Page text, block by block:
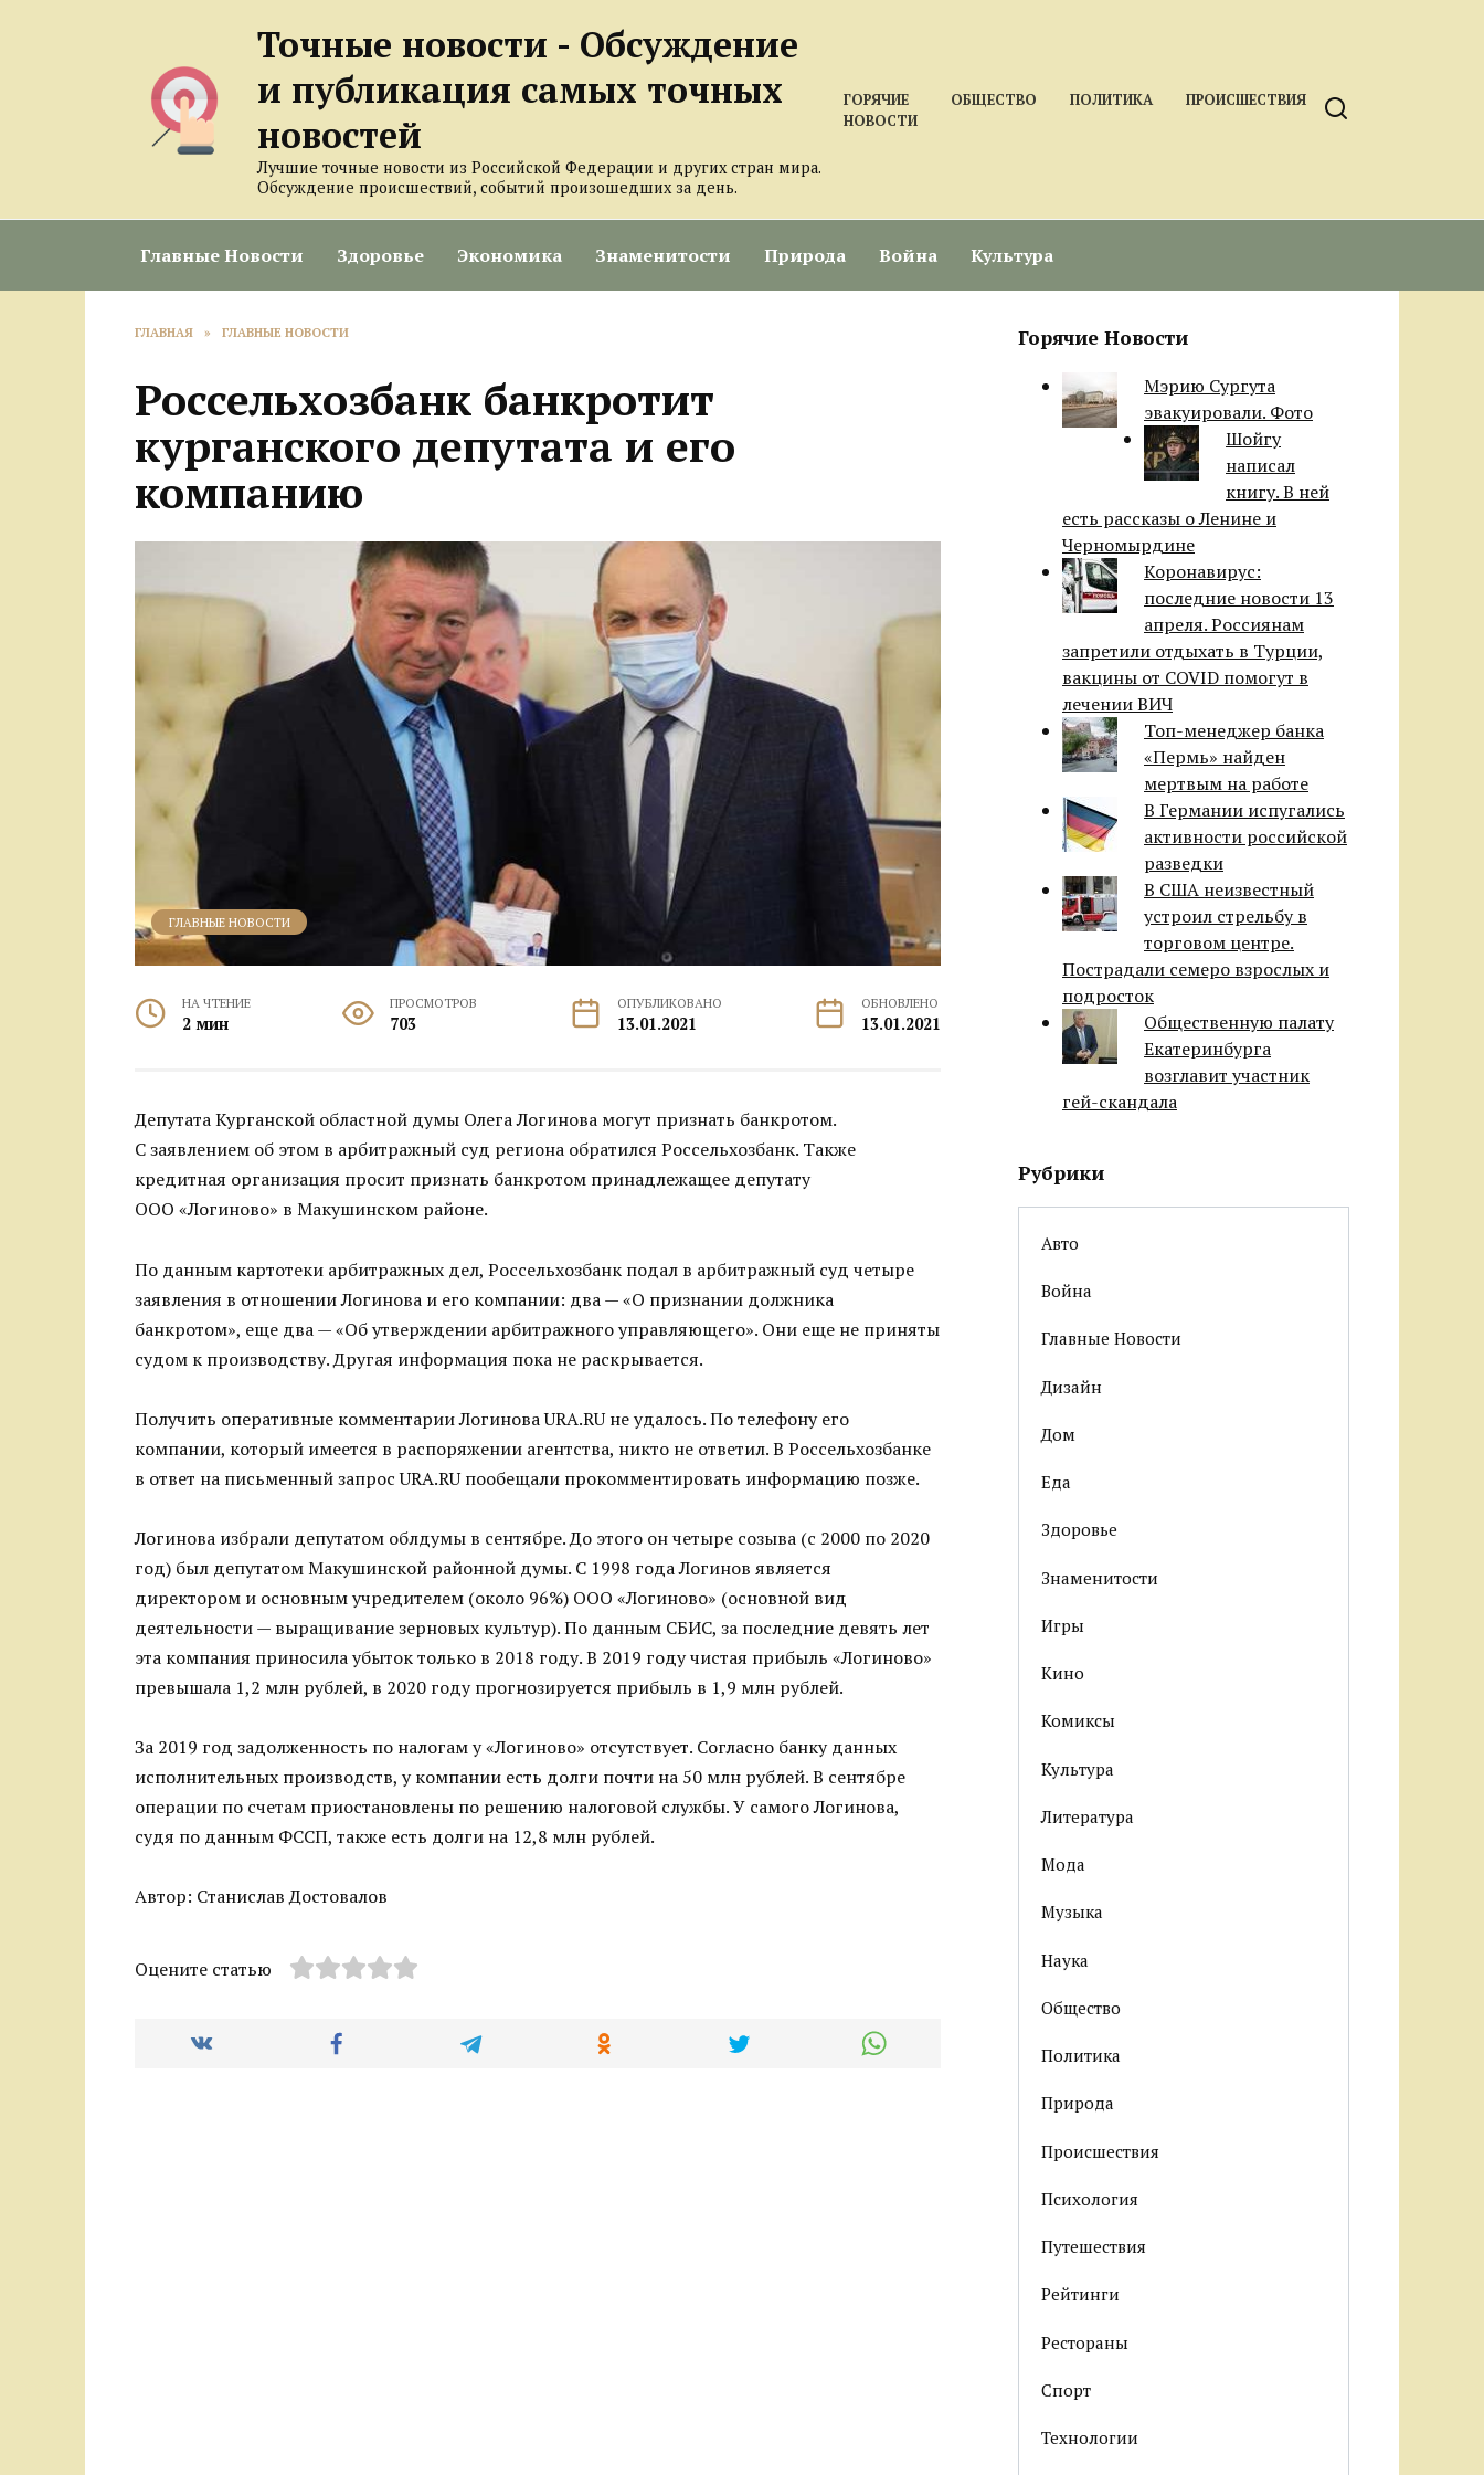
Точные новости - Обсуждение
и публикация самых точных
новостей
Лучшие точные новости из Российской Федерации и других стран мира.
Обсуждение происшествий, событий произошедших за день.
ГОРЯЧИЕ
НОВОСТИ
ОБЩЕСТВО ПОЛИТИКА ПРОИСШЕСТВИЯ
Главные Новости Здоровье Экономика Знаменитости Природа Война Культура
ГЛАВНАЯ » ГЛАВНЫЕ НОВОСТИ
Россельхозбанк банкротит
курганского депутата и его
компанию
ГЛАВНЫЕ НОВОСТИ
НА ЧТЕНИЕ
2 мин
ПРОСМОТРОВ
703
ОПУБЛИКОВАНО
13.01.2021
ОБНОВЛЕНО
13.01.2021
Депутата Курганской областной думы Олега Логинова могут признать банкротом.
С заявлением об этом в арбитражный суд региона обратился Россельхозбанк. Также
кредитная организация просит признать банкротом принадлежащее депутату
ООО «Логиново» в Макушинском районе.
По данным картотеки арбитражных дел, Россельхозбанк подал в арбитражный суд четыре
заявления в отношении Логинова и его компании: два — «О признании должника
банкротом», еще два — «Об утверждении арбитражного управляющего». Они еще не приняты
судом к производству. Другая информация пока не раскрывается.
Получить оперативные комментарии Логинова URA.RU не удалось. По телефону его
компании, который имеется в распоряжении агентства, никто не ответил. В Россельхозбанке
в ответ на письменный запрос URA.RU пообещали прокомментировать информацию позже.
Логинова избрали депутатом облдумы в сентябре. До этого он четыре созыва (с 2000 по 2020
год) был депутатом Макушинской районной думы. С 1998 года Логинов является
директором и основным учредителем (около 96%) ООО «Логиново» (основной вид
деятельности — выращивание зерновых культур). По данным СБИС, за последние девять лет
эта компания приносила убыток только в 2018 году. В 2019 году чистая прибыль «Логиново»
превышала 1,2 млн рублей, в 2020 году прогнозируется прибыль в 1,9 млн рублей.
За 2019 год задолженность по налогам у «Логиново» отсутствует. Согласно банку данных
исполнительных производств, у компании есть долги почти на 50 млн рублей. В сентябре
операции по счетам приостановлены по решению налоговой службы. У самого Логинова,
судя по данным ФССП, также есть долги на 12,8 млн рублей.
Автор: Станислав Достовалов
Оцените статью
Горячие Новости
Мэрию Сургута
эвакуировали. Фото
Шойгу
написал
книгу. В ней
есть рассказы о Ленине и
Черномырдине
Коронавирус:
последние новости 13
апреля. Россиянам
запретили отдыхать в Турции,
вакцины от COVID помогут в
лечении ВИЧ
Топ-менеджер банка
«Пермь» найден
мертвым на работе
В Германии испугались
активности российской
разведки
В США неизвестный
устроил стрельбу в
торговом центре.
Пострадали семеро взрослых и
подросток
Общественную палату
Екатеринбурга
возглавит участник
гей-скандала
Рубрики
Авто
Война
Главные Новости
Дизайн
Дом
Еда
Здоровье
Знаменитости
Игры
Кино
Комиксы
Культура
Литература
Мода
Музыка
Наука
Общество
Политика
Природа
Происшествия
Психология
Путешествия
Рейтинги
Рестораны
Спорт
Технологии